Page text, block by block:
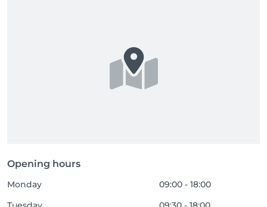
Opening hours
Monday
09:00 - 18:00